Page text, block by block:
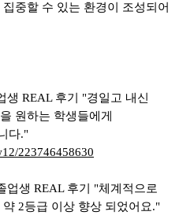
중할 수 있는 환경이 조성되어
REAL 후기 "경일고 내신
원하는 학생들에게
다."
223746458630
생 REAL 후기 "체계적으로
2등급 이상 향상 되었어요."